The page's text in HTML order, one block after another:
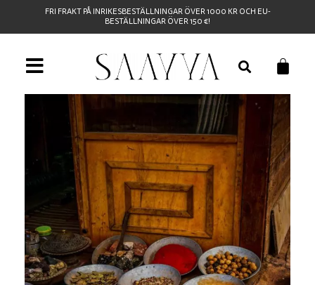
FRI FRAKT PÅ INRIKESBESTÄLLNINGAR ÖVER 1000 KR OCH EU-
BESTÄLLNINGAR ÖVER 150 €!